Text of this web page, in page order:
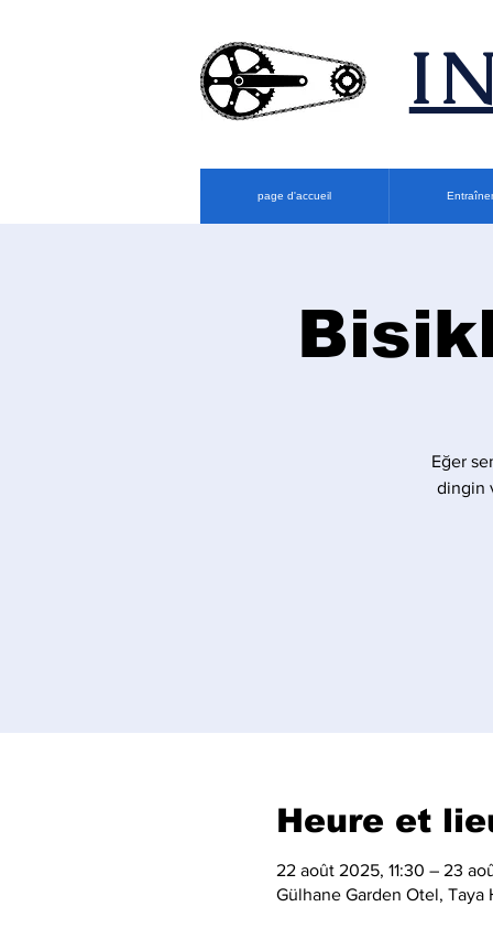
page d'accueil
Eğer
dingin
Heure et
22 août 2025, 11:30 – 23
Gülhane Garden Otel,